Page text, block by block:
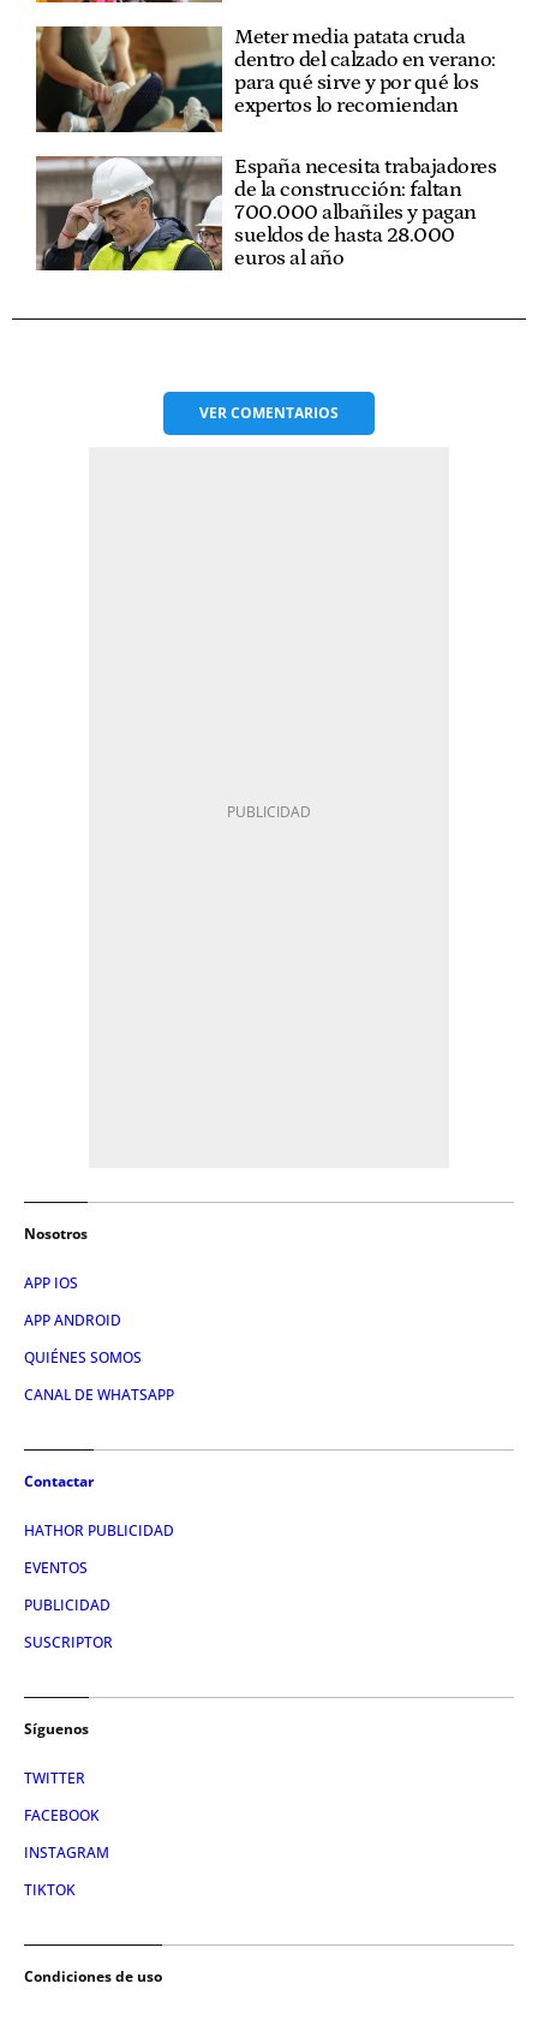
Meter media patata cruda
dentro del calzado en verano:
para qué sirve y por qué los
expertos lo recomiendan
España necesita trabajadores
de la construcción: faltan
700.000 albañiles y pagan
sueldos de hasta 28.000
euros al año
VERCOMENTARIOS
Nosotros
APP IOS
APP ANDROID
QUIÉNES SOMOS
CANAL DE WHATSAPP
Contactar
HATHOR PUBLICIDAD
EVENTOS
PUBLICIDAD
SUSCRIPTOR
Síguenos
TWITTER
FACEBOOK
INSTAGRAM
TIKTOK
Condiciones de uso